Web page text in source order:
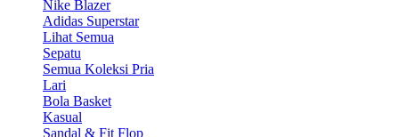
Nike Blazer
Adidas Superstar
Lihat Semua
Sepatu
Semua Koleksi Pria
Lari
Bola Basket
Kasual
Sandal & Fit Flop